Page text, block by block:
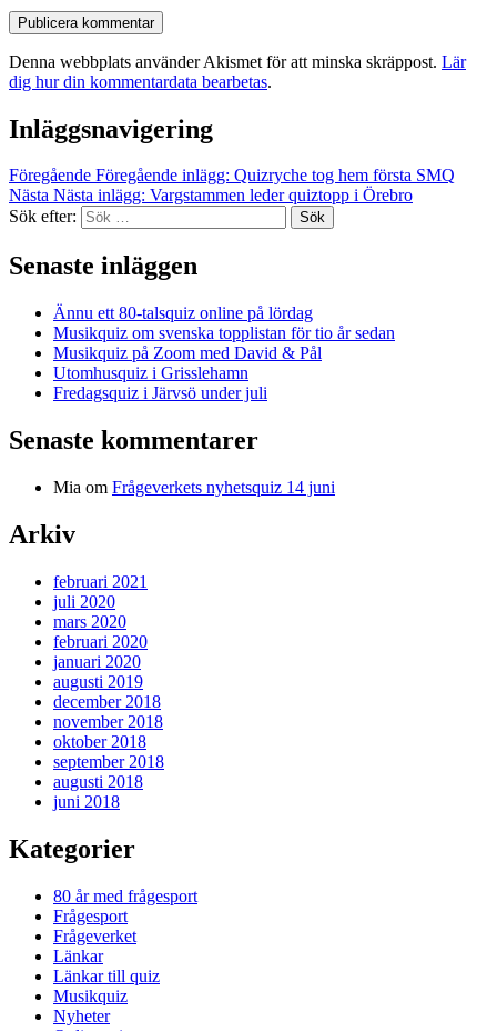
Denna webbplats använder Akismet för att minska skräppost. Lär
dig hur din kommentardata bearbetas.
Inläggsnavigering
Föregående Föregående inlägg: Quizryche tog hem första SMQ
Nästa Nästa inlägg: Vargstammen leder quiztopp i Örebro
Sök efter:
Sök
Senaste inläggen
Ännu ett 80-talsquiz online på lördag
Musikquiz om svenska topplistan för tio år sedan
Musikquiz på Zoom med David & Pål
Utomhusquiz i Grisslehamn
Fredagsquiz i Järvsö under juli
Senaste kommentarer
Mia om Frågeverkets nyhetsquiz 14 juni
Arkiv
februari 2021
juli 2020
mars 2020
februari 2020
januari 2020
augusti 2019
december 2018
november 2018
oktober 2018
september 2018
augusti 2018
juni 2018
Kategorier
80 år med frågesport
Frågesport
Frågeverket
Länkar
Länkar till quiz
Musikquiz
Nyheter